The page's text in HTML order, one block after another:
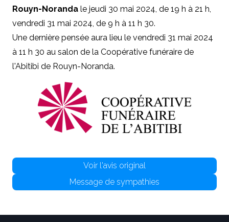
Rouyn-Noranda le jeudi 30 mai 2024, de 19 h à 21 h,
vendredi 31 mai 2024, de 9 h à 11 h 30.
Une dernière pensée aura lieu le vendredi 31 mai 2024
à 11 h 30 au salon de la Coopérative funéraire de
l'Abitibi de Rouyn-Noranda.
Voir l'avis original
Message de sympathies